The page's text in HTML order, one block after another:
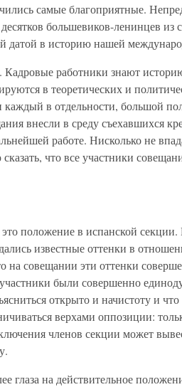
самые благоприятные.
большевиков-ленинцев из
датой в историю нашей
Кадровые работники знают
в теоретических и
каждый в отдельности, большой
внесли в среду съехавшихся
работе. Нисколько не
что все участники
положение в испанской секции.
известные оттенки в
совещании эти оттенки
были совершенно
открыто и начистоту и
верхами оппозиции:
членов секции может
глаза на действительное